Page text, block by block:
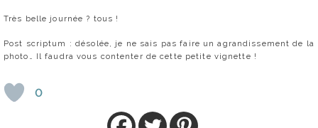
Très belle journée ? tous !
Post scriptum : désolée, je ne sais pas faire un agrandissement de la
photo… Il faudra vous contenter de cette petite vignette !
0